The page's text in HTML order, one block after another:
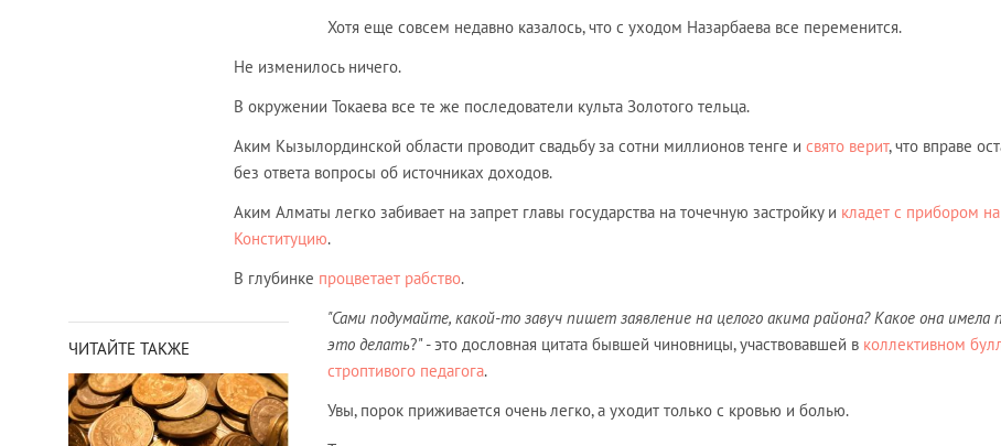
Хотя еще совсем недавно казалось, что с уходом Назарбаева все переменится.
Не изменилось ничего.
В окружении Токаева все те же последователи культа Золотого тельца.
Аким Кызылординской области проводит свадьбу за сотни миллионов тенге и свято верит, что вправе
без ответа вопросы об источниках доходов.
Аким Алматы легко забивает на запрет главы государства на точечную застройку и кладет с прибором на
Конституцию.
В глубинке процветает рабство.
ЧИТАЙТЕ ТАКЖЕ
"Сами подумайте, какой-то завуч пишет заявление на целого акима района? Какое она имела
это делать?" - это дословная цитата бывшей чиновницы, участвовавшей в коллективном
строптивого педагога.
Увы, порок приживается очень легко, а уходит только с кровью и болью.